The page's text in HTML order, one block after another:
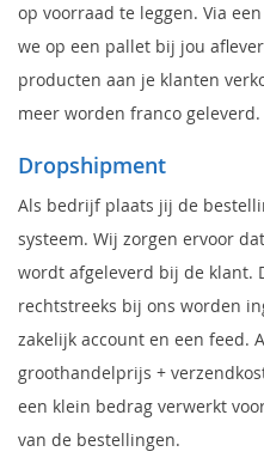
op voorraad te leggen. Via
we op een pallet bij jou
producten aan je klanten
meer worden franco geleverd.
Dropshipment
Als bedrijf plaats jij de
systeem. Wij zorgen ervoor
wordt afgeleverd bij de klant.
rechtstreeks bij ons worden
zakelijk account en een feed.
groothandelprijs +
een klein bedrag verwerkt
van de bestellingen.